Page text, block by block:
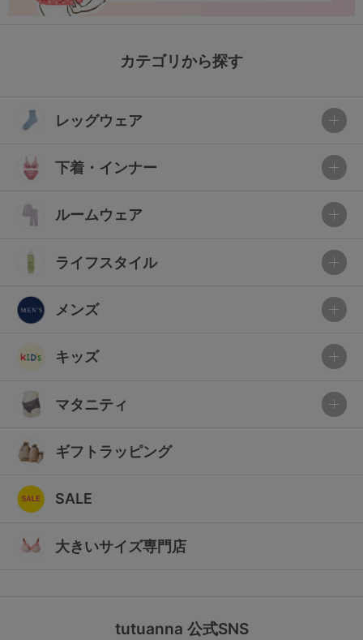
カテゴリから探す
レッグウェア
下着・インナー
ルームウェア
ライフスタイル
メンズ
キッズ
マタニティ
ギフトラッピング
SALE
大きいサイズ専門店
tutuanna 公式SNS